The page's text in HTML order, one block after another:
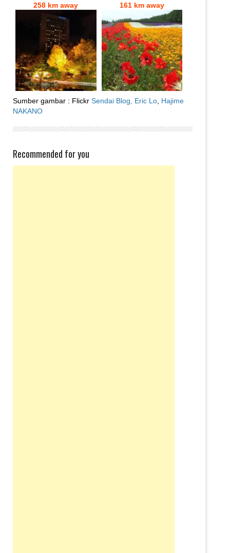
258 km away 161 km away
Sumber gambar : Flickr Sendai Blog, Eric Lo Hajime
NAKANO
Recommended for you